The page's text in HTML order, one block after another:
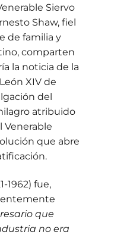
Siervo
Shaw, fiel
de familia y
comparten
la noticia de la
XIV de
del
atribuido
Venerable
que abre
1962) fue,
que
no era